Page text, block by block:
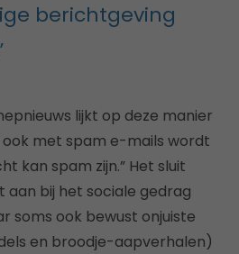
berichtgeving
lijkt op deze manier
met spam e-mails wordt
kan spam zijn.” Het sluit
aan bij het sociale gedrag
soms ook bewust onjuiste
en broodje-aapverhalen)